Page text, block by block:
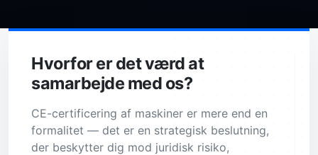
Hvorfor er det værd at
samarbejde med os?
CE-certificering af maskiner er mere end en
formalitet — det er en strategisk beslutning,
der beskytter dig mod juridisk risiko,